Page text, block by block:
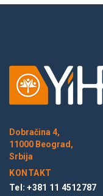
Dobračina 4,
11000 Beograd,
Srbija
KONTAKT
Tel: +381 11 4512787